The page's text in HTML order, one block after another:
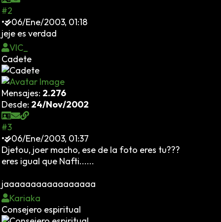
#2
•
06/Ene/2003, 01:18
jeje es verdad
VIC_
Cadete
Mensajes: 2.276
Desde: 24/Nov/2002
#3
•
06/Ene/2003, 01:37
Djetou, joer macho, ese de la foto eres tu???
eres igual que Nafti......
jaaaaaaaaaaaaaaaaa
Kariaka
Consejero espiritual